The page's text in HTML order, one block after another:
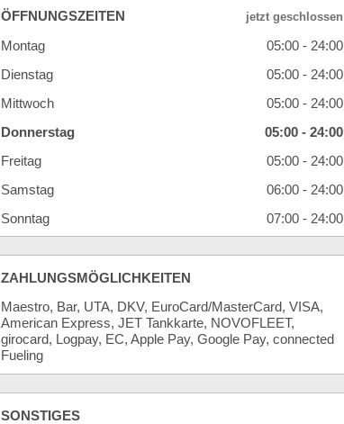
ÖFFNUNGSZEITEN
Montag
05:00 - 24:00
Dienstag
05:00 - 24:00
Mittwoch
05:00 - 24:00
Donnerstag
05:00 - 24:00
Freitag
05:00 - 24:00
Samstag
06:00 - 24:00
Sonntag
07:00 - 24:00
ZAHLUNGSMÖGLICHKEITEN
Maestro, Bar, UTA, DKV, EuroCard/MasterCard, VISA,
American Express, JET Tankkarte, NOVOFLEET,
girocard, Logpay, EC, Apple Pay, Google Pay, connected
Fueling
SONSTIGES